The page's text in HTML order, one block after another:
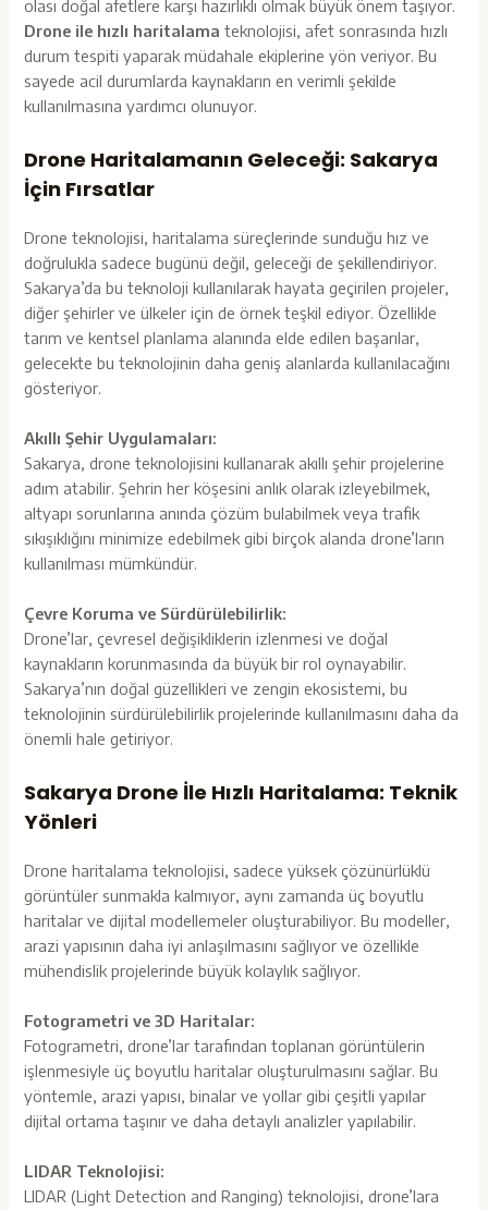
olası doğal afetlere karşı hazırlıklı olmak büyük önem taşıyor.
Drone ile hızlı haritalama teknolojisi, afet sonrasında hızlı
durum tespiti yaparak müdahale ekiplerine yön veriyor. Bu
sayede acil durumlarda kaynakların en verimli şekilde
kullanılmasına yardımcı olunuyor.
Drone Haritalamanın Geleceği: Sakarya
İçin Fırsatlar
Drone teknolojisi, haritalama süreçlerinde sunduğu hız ve
doğrulukla sadece bugünü değil, geleceği de şekillendiriyor.
Sakarya’da bu teknoloji kullanılarak hayata geçirilen projeler,
diğer şehirler ve ülkeler için de örnek teşkil ediyor. Özellikle
tarım ve kentsel planlama alanında elde edilen başarılar,
gelecekte bu teknolojinin daha geniş alanlarda kullanılacağını
gösteriyor.
Akıllı Şehir Uygulamaları:
Sakarya, drone teknolojisini kullanarak akıllı şehir projelerine
adım atabilir. Şehrin her köşesini anlık olarak izleyebilmek,
altyapı sorunlarına anında çözüm bulabilmek veya trafik
sıkışıklığını minimize edebilmek gibi birçok alanda drone’ların
kullanılması mümkündür.
Çevre Koruma ve Sürdürülebilirlik:
Drone’lar, çevresel değişikliklerin izlenmesi ve doğal
kaynakların korunmasında da büyük bir rol oynayabilir.
Sakarya’nın doğal güzellikleri ve zengin ekosistemi, bu
teknolojinin sürdürülebilirlik projelerinde kullanılmasını daha da
önemli hale getiriyor.
Sakarya Drone İle Hızlı Haritalama: Teknik
Yönleri
Drone haritalama teknolojisi, sadece yüksek çözünürlüklü
görüntüler sunmakla kalmıyor, aynı zamanda üç boyutlu
haritalar ve dijital modellemeler oluşturabiliyor. Bu modeller,
arazi yapısının daha iyi anlaşılmasını sağlıyor ve özellikle
mühendislik projelerinde büyük kolaylık sağlıyor.
Fotogrametri ve 3D Haritalar:
Fotogrametri, drone’lar tarafından toplanan görüntülerin
işlenmesiyle üç boyutlu haritalar oluşturulmasını sağlar. Bu
yöntemle, arazi yapısı, binalar ve yollar gibi çeşitli yapılar
dijital ortama taşınır ve daha detaylı analizler yapılabilir.
LIDAR Teknolojisi:
LIDAR (Light Detection and Ranging) teknolojisi, drone’lara